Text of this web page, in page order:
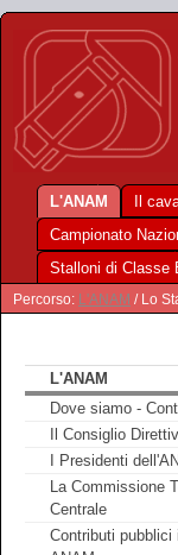
L'ANAM Il
Campionato
Stalloni di Classe
Percorso: L'ANAM / Lo
L'ANAM
Dove siamo -
Il Consiglio
I Presidenti
La Commissione
Centrale
Contributi